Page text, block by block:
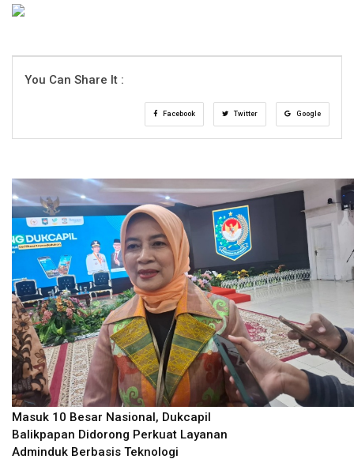
You Can Share It :
Facebook Twitter Google
Masuk 10 Besar Nasional, Dukcapil
Balikpapan Didorong Perkuat Layanan
Adminduk Berbasis Teknologi